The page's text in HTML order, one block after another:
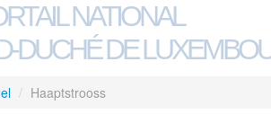
NATIONAL
DUCHÉ DE
/ Haaptstrooss